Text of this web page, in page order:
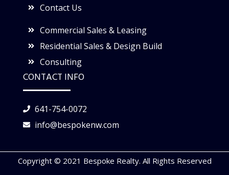
Contact Us
Commercial Sales & Leasing
Residential Sales & Design Build
Consulting
CONTACT INFO
641-754-0072
info@bespokenw.com
Copyright © 2021 Bespoke Realty. All Rights Reserved